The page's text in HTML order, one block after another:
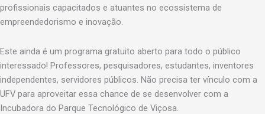
profissionais capacitados e atuantes no ecossistema de
empreendedorismo e inovação.
Este ainda é um programa gratuito aberto para todo o público
interessado! Professores, pesquisadores, estudantes, inventores
independentes, servidores públicos. Não precisa ter vínculo com a
UFV para aproveitar essa chance de se desenvolver com a
Incubadora do Parque Tecnológico de Viçosa.